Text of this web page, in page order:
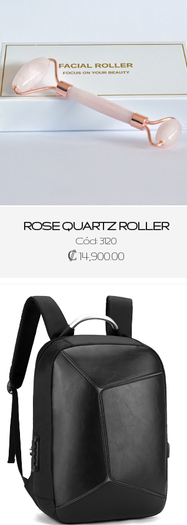
ROSE QUARTZ ROLLER
Cód: 3120
₡ 14,900.00